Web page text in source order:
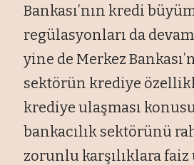
Bankası’nın kredi
regülasyonları da
yine de Merkez
sektörün krediye
krediye ulaşması
bankacılık sektörünü
zorunlu karşılıklara faiz